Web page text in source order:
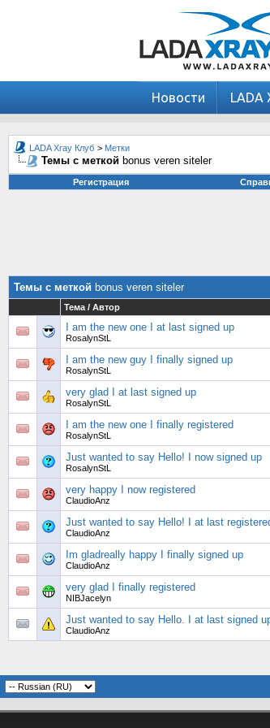
Новости LADA
LADA Xray Клуб > Метки
Темы с меткой bonus veren siteler
Регистрация
Темы с меткой bonus veren siteler
Тема / Автор
I am the new one I at last signed up
RosalynStL
I am the new guy I finally signed up
RosalynStL
very glad I at last signed up
RosalynStL
I am the new one I finally registered
RosalynStL
Just wanted to say Hello! I now signed up
RosalynStL
very happy I now registered
ClaudioAnz
Just wanted to say Hello! I at last
ClaudioAnz
Im gladreally happy I finally signed up
ClaudioAnz
very glad I finally registered
NIBJacelyn
Just wanted to say Hello. I at last signed
ClaudioAnz